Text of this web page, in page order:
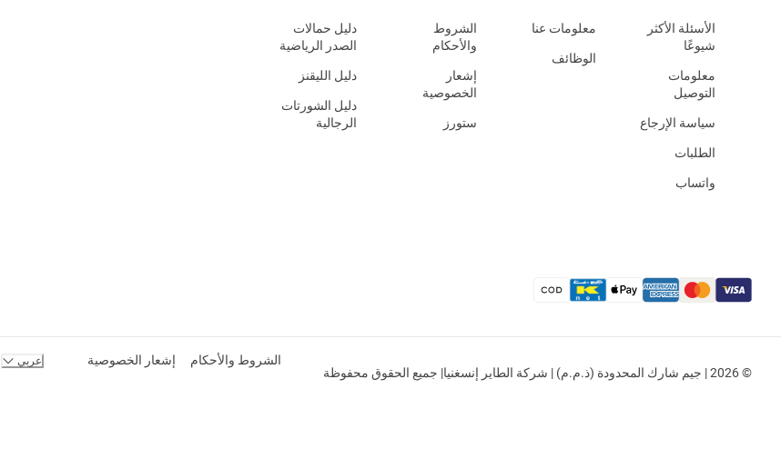
الأسئلة الأكثر
شيوعًا
معلومات
التوصيل
سياسة الإرجاع
الطلبات
واتساب
معلومات عنا
الوظائف
الشروط
والأحكام
إشعار
الخصوصية
ستورز
دليل حمالات
الصدر الرياضية
دليل الليقنز
دليل الشورتات
الرجالية
© 2026 | جيم شارك المحدودة (ذ.م.م) | شركة الطاير إنسغنيا| جميع الحقوق محفوظة
الشروط والأحكام إشعار الخصوصية عربي